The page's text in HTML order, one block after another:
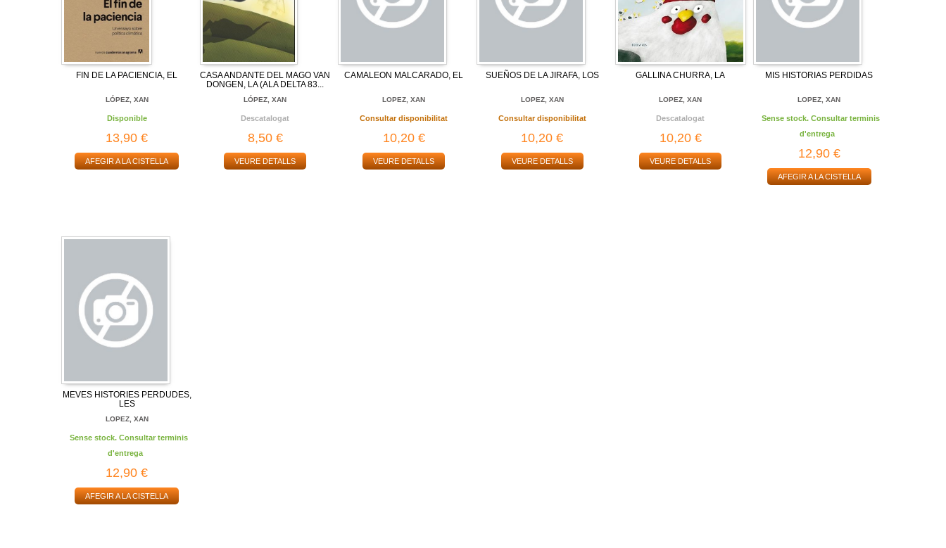
FIN DE LA PACIENCIA, EL
LÓPEZ, XAN
Disponible
13,90 €
AFEGIR A LA CISTELLA
CASA ANDANTE DEL MAGO VAN
DONGEN, LA (ALA DELTA 83...
LÓPEZ, XAN
Descatalogat
8,50 €
VEURE DETALLS
CAMALEON MALCARADO, EL
LOPEZ, XAN
Consultar disponibilitat
10,20 €
VEURE DETALLS
SUEÑOS DE LA JIRAFA, LOS
LOPEZ, XAN
Consultar disponibilitat
10,20 €
VEURE DETALLS
GALLINA CHURRA, LA
LOPEZ, XAN
Descatalogat
10,20 €
VEURE DETALLS
MIS HISTORIAS PERDIDAS
LOPEZ, XAN
Sense stock. Consultar terminis
d'entrega
12,90 €
AFEGIR A LA CISTELLA
MEVES HISTORIES PERDUDES,
LES
LOPEZ, XAN
Sense stock. Consultar terminis
d'entrega
12,90 €
AFEGIR A LA CISTELLA